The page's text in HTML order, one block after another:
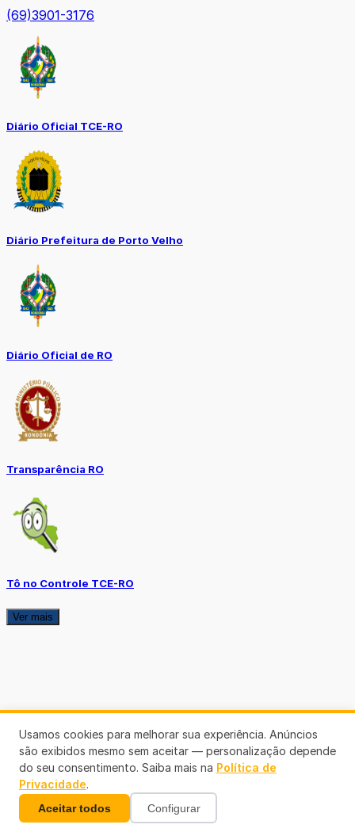
(69)3901-3176
Diário Oficial TCE-RO
Diário Prefeitura de Porto Velho
Diário Oficial de RO
Transparência RO
Tô no Controle TCE-RO
Ver mais
Usamos cookies para melhorar sua experiência. Anúncios
são exibidos mesmo sem aceitar — personalização depende
do seu consentimento. Saiba mais na Política de
Privacidade.
Aceitar todos Configurar